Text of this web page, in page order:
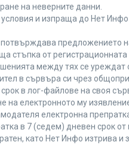
на неверните данни.
и изпраща до Нет
предложението
от
между тях се уреждат
в сървъра си чрез
в лог-файлове на своя
електронното му
електронна
в 7 (седем) дневен срок
като Нет Инфо изтрива